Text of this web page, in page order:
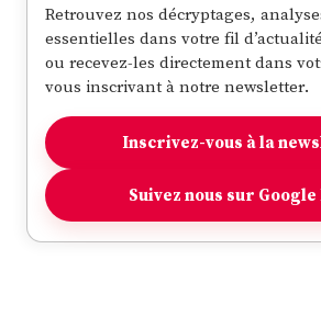
Retrouvez nos décryptages,
essentielles dans votre fil
ou recevez-les directement dans
vous inscrivant à notre newsletter.
Inscrivez-vous à la
Suivez nous sur Google